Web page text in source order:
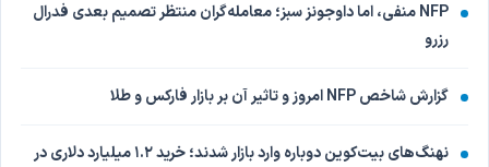
NFP منفی، اما داوجونز سبز؛ معامله‌گران منتظر تصمیم بعدی فدرال
رزرو
گزارش شاخص NFP امروز و تاثیر آن بر بازار فارکس و طلا
نهنگ‌های بیت‌کوین دوباره وارد بازار شدند؛ خرید ۱.۲ میلیارد دلاری در